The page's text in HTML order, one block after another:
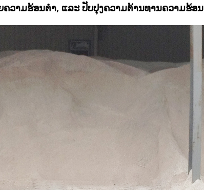
ວາມຮ້ອນຕໍ່າ, ແລະ ປັບປຸງຄວາມຕ້ານທານຄວາມຮ້ອນ